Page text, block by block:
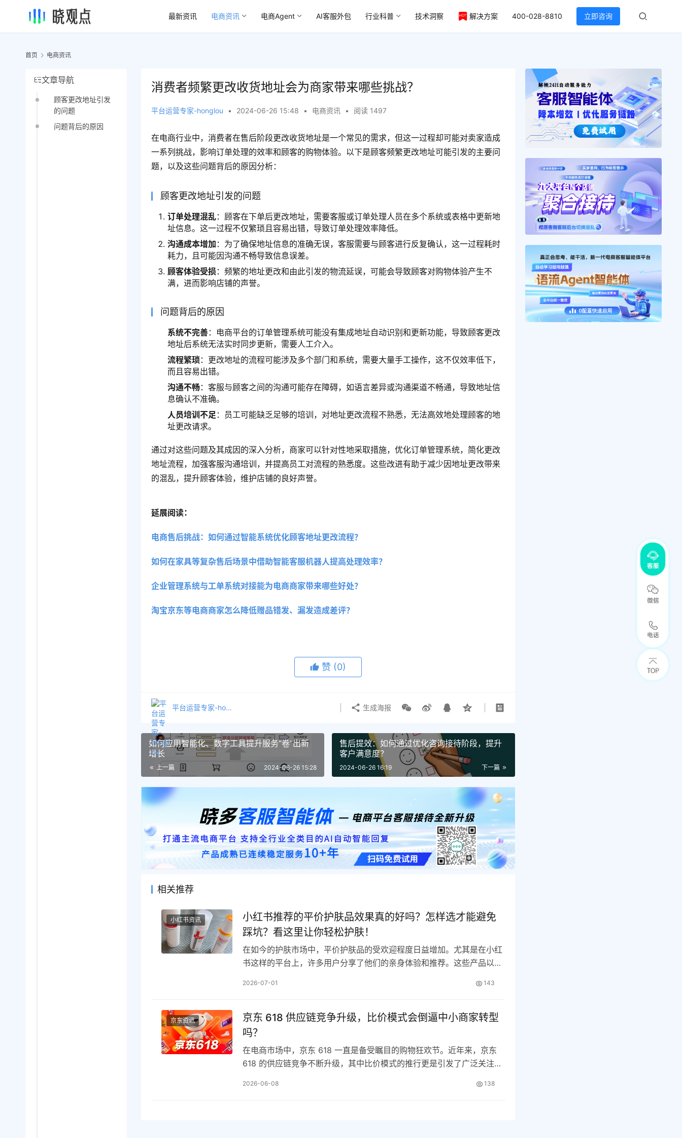
最新资讯 电商资讯 电商Agent AI客服外包 行业科普 技术洞察 解决方案 400-028-8810 立即咨询
首页 电商资讯
文章导航
顾客更改地址引发
的问题
问题背后的原因
消费者频繁更改收货地址会为商家带来哪些挑战？
平台运营专家-honglou • 2024-06-26 15:48 • 电商资讯 • 阅读 1497
在电商行业中，消费者在售后阶段更改收货地址是一个常见的需求，但这一过程却可能对卖家造成
一系列挑战，影响订单处理的效率和顾客的购物体验。以下是顾客频繁更改地址可能引发的主要问
题，以及这些问题背后的原因分析：
顾客更改地址引发的问题
订单处理混乱：顾客在下单后更改地址，需要客服或订单处理人员在多个系统或表格中更新地
址信息。这一过程不仅繁琐且容易出错，导致订单处理效率降低。
沟通成本增加 ：为了确保地址信息的准确无误，客服需要与顾客进行反复确认，这一过程耗时
耗力，且可能因沟通不畅导致信息误差。
顾客体验受损 ：频繁的地址更改和由此引发的物流延误，可能会导致顾客对购物体验产生不
满，进而影响店铺的声誉。
问题背后的原因
系统不完善：电商平台的订单管理系统可能没有集成地址自动识别和更新功能，导致顾客更改
地址后系统无法实时同步更新，需要人工介入。
流程繁琐 ：更改地址的流程可能涉及多个部门和系统，需要大量手工操作，这不仅效率低下，
而且容易出错。
沟通不畅：客服与顾客之间的沟通可能存在障碍，如语言差异或沟通渠道不畅通，导致地址信
息确认不准确。
人员培训不足 ：员工可能缺乏足够的培训，对地址更改流程不熟悉，无法高效地处理顾客的地
址更改请求。
通过对这些问题及其成因的深入分析，商家可以针对性地采取措施，优化订单管理系统，简化更改
地址流程，加强客服沟通培训，并提高员工对流程的熟悉度。这些改进有助于减少因地址更改带来
的混乱，提升顾客体验，维护店铺的良好声誉。
延展阅读：
电商售后挑战：如何通过智能系统优化顾客地址更改流程？
如何在家具等复杂售后场景中借助智能客服机器人提高处理效率？
企业管理系统与工单系统对接能为电商商家带来哪些好处？
淘宝京东等电商商家怎么降低赠品错发、漏发造成差评？
赞 (0)
平台运营专家-honglou 生成海报
如何应用智能化、数字工具提升服务“卷”出新
增长
上一篇 2024-06-26 15:28
售后提效：如何通过优化咨询接待阶段，提升
客户满意度？
下一篇
2024-06-26 16:19
相关推荐
小红书资讯
小红书推荐的平价护肤品效果真的好吗？怎样选才能避免
踩坑？看这里让你轻松护肤！
在如今的护肤市场中，平价护肤品的受欢迎程度日益增加。尤其是在小红
书这样的平台上，许多用户分享了他们的亲身体验和推荐。这些产品以其
2026-07-01 143
京东资讯
京东 618 供应链竞争升级，比价模式会倒逼中小商家转型
吗？
在电商市场中，京东 618 一直是备受瞩目的购物狂欢节。近年来，京东
618 的供应链竞争不断升级，其中比价模式的推行更是引发了广泛关注。
2026-06-08 138